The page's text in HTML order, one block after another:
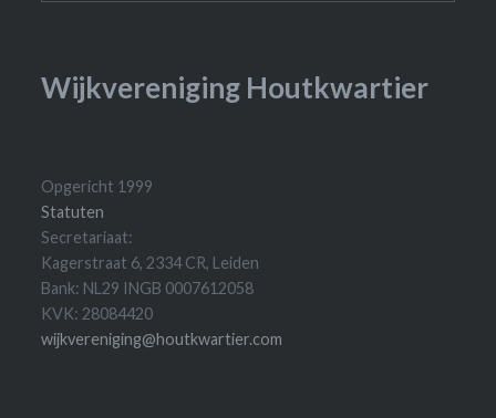
Wijkvereniging Houtkwartier
Opgericht 1999
Statuten
Secretariaat:
Kagerstraat 6, 2334 CR, Leiden
Bank: NL29 INGB 0007612058
KVK: 28084420
wijkvereniging@houtkwartier.com